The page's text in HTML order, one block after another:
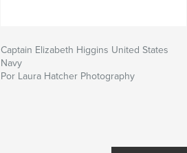
Captain Elizabeth Higgins United States
Navy
Por Laura Hatcher Photography